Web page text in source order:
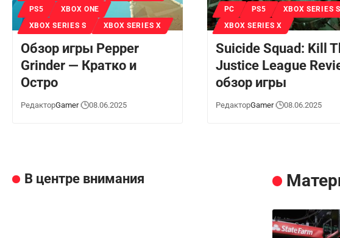
PS5
XBOX ONE
XBOX SERIES S
XBOX SERIES X
Обзор игры Pepper
Grinder — Кратко и
Остро
РедакторGamer 08.06.2025
PC PS5
XBOX SERIES S
XBOX SERIES X
Suicide Squad: Kill
Justice League
обзор игры
РедакторGamer 08.06.2025
В центре внимания